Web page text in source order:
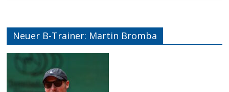
Neuer B-Trainer: Martin Bromba